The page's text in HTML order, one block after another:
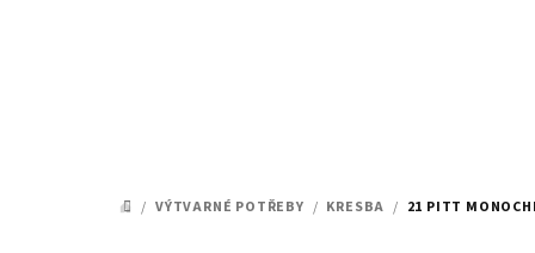
DOMŮ
/ VÝTVARNÉ POTŘEBY / KRESBA / 21 PITT